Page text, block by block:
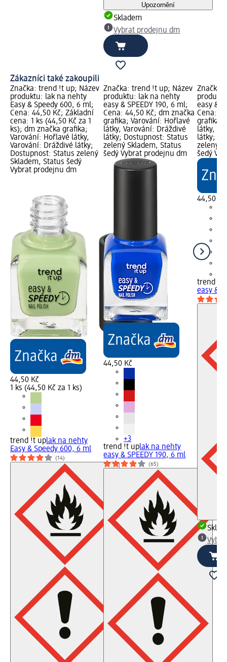
Upozornění
Skladem
Vybrat prodejnu dm
Zákazníci také zakoupili
Značka: trend !t up; Název
produktu: lak na nehty
Easy & Speedy 600, 6 ml;
Cena: 44,50 Kč; Základní
cena: 1 ks (44,50 Kč za 1
ks); dm značka grafika;
Varování: Hořlavé látky,
Varování: Dráždivé látky;
Dostupnost: Status zelený
Skladem, Status šedý
Vybrat prodejnu dm
44,50 Kč
1 ks (44,50 Kč za 1 ks)
trend !t uplak na nehty
Easy & Speedy 600, 6 ml
(14)
Značka: trend !t up; Název
produktu: lak na nehty
easy & SPEEDY 190, 6 ml;
Cena: 44,50 Kč; dm značka
grafika; Varování: Hořlavé
látky, Varování: Dráždivé
látky; Dostupnost: Status
zelený Skladem, Status
šedý Vybrat prodejnu dm
44,50 Kč
+3
trend !t uplak na nehty
easy & SPEEDY 190, 6 ml
(65)
Značka:
easy &
Cena:
grafika;
látky,
látky;
zelený
šedý
44,50 Kč
trend !t
easy &